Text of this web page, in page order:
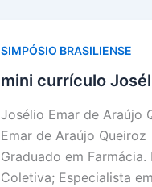
SIMPÓSIO BRASILIENSE
mini currículo
Josélio Emar de Araújo
Emar de Araújo
Graduado em
Coletiva; Especialista